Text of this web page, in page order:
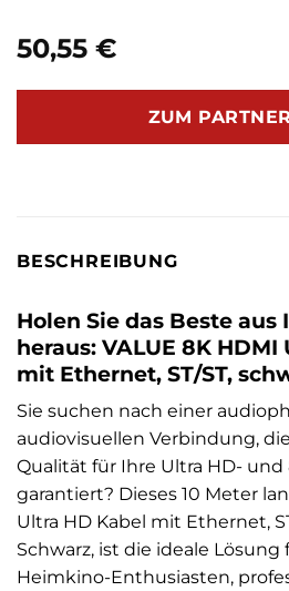
50,55 €
ZUM
BESCHREIBUNG
Holen Sie das Beste
heraus: VALUE 8K
mit Ethernet, ST/ST,
Sie suchen nach einer
audiovisuellen Verbindung,
Qualität für Ihre Ultra HD-
garantiert? Dieses 10 Meter
Ultra HD Kabel mit Ethernet,
Schwarz, ist die ideale
Heimkino-Enthusiasten,